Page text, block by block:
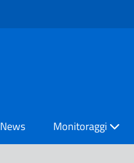
News Monitoraggi